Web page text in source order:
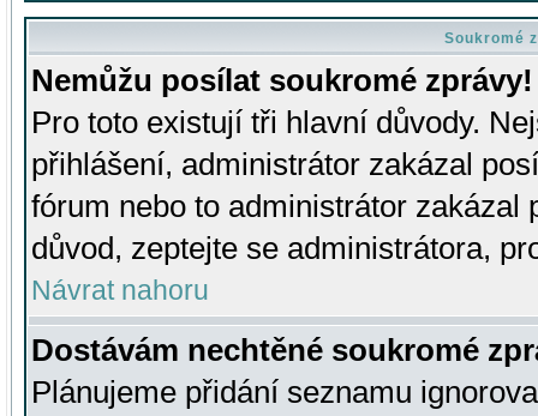
Soukromé
Nemůžu posílat soukromé zprávy!
Pro toto existují tři hlavní důvody.
přihlášení, administrátor zakázal
fórum nebo to administrátor zakázal
důvod, zeptejte se administrátora,
Návrat nahoru
Dostávám nechtěné soukromé
Plánujeme přidání seznamu